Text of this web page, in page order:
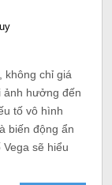
không chỉ giá
ảnh hưởng đến
tố vô hình
biến động ẩn
sẽ hiểu